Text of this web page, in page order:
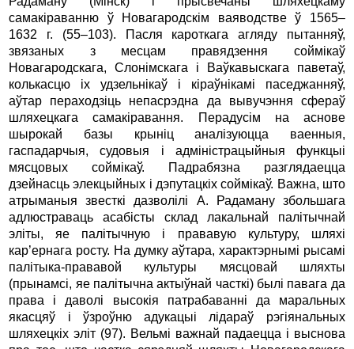
самакіраванню ў Новагародскім ваяводстве ў 1565–
1632 г. (55–103). Пасля кароткага агляду пытанняў,
звязаных з месцам правядзення соймікаў
Новагародскага, Слонімскага і Ваўкавыскага паветаў,
колькасцю іх удзельнікаў і кіраўнікамі паседжанняў,
аўтар пераходзіць непасрэдна да вывучэння сфераў
шляхецкага самакіравання. Перадусім на аснове
шырокай базы крыніц аналізуюцца ваенныя,
гаспадарчыя, судовыя і адміністрацыйныя функцыі
мясцовых соймікаў. Падрабязна разглядаецца
дзейнасць элекцыйных і дэпутацкіх соймікаў. Важна, што
атрыманыя звесткі дазволілі А. Радаману збольшага
адлюстраваць асабісты склад лакальнай палітычнай
эліты, яе палітычную і прававую культуру, шляхі
кар’ернага росту. На думку аўтара, характэрнымі рысамі
палітыка-прававой культуры мясцовай шляхты
(прынамсі, яе палітычна актыўнай часткі) былі павага да
права і даволі высокія патрабаванні да маральных
якасцяў і ўзроўню адукацыі лідараў рэгіянальных
шляхецкіх эліт (97). Вельмі важнай падаецца і выснова